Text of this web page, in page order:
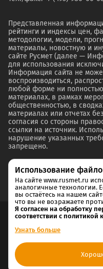
Представленная
рейтинги и индексы цен,
методологии, модели,
материалы, новостную и
сайте Русмет (далее —
для использования
Информация сайта не
воспроизводиться,
любой форме ни
материалах, в рамках
общественностью, в
материалах или отчетах
согласия со стороны
ссылки на источник.
нарушение указанных
запрещено.
Согласие на обработку и
Политика конфиденциальности
Использование
На сайте www.rusmet.ru
аналогичные технологии.
вы остаётесь на нашем
что вы не возражаете
Я согласен на обработку
соответствии с
Узнать больше